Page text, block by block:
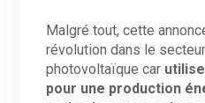
Malgré tout, cette
révolution dans le
photovoltaïque car
pour une production